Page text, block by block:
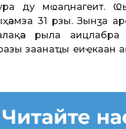
ду мҩаԥнагеит.
31 рзы. Зынӡа
рыла аицлабра
заанаҵы еиҿкаан